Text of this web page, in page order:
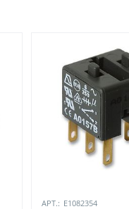
АРТ.: E1082354